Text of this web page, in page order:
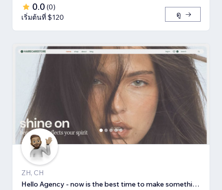
0.0 (0)
เริ่มต้นที่ $120
ดู
ZH, CH
Hello Agency - now is the best time to make something new!